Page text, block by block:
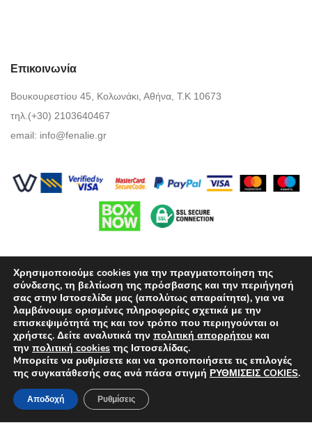
Επικοινωνία
Βουκουρεστίου 45, Κολωνάκι, Αθήνα, Τ.Κ 10673
τηλ.(+30) 2103640467
email: info@fenalie.gr
Όροι Χρήσης
Πολιτική προστασίας απορρήτου
Τρόποι Πληρωμής
Επιλογές Αποστολών
Πολιτική επιστροφών
Χρησιμοποιούμε cookies για την πραγματοποίηση της
σύνδεσης, τη βελτίωση της πρόσβασης και την περιήγησή
σας στην Ιστοσελίδα μας (απολύτως απαραίτητα), για να
λαμβάνουμε ορισμένες πληροφορίες σχετικά με την
επισκεψιμότητά της και τον τρόπο που περιηγούνται οι
χρήστες. Δείτε αναλυτικά την πολιτική απορρήτου και
την πολιτική cookies της Ιστοσελίδας.
Mπορείτε να ρυθμίσετε και να τροποποιήσετε τις επιλογές
της συγκατάθεσής σας ανά πάσα στιγμή ΡΥΘΜΙΣΕΙΣ COKIES.
Αποδοχή Ρυθμίσεις